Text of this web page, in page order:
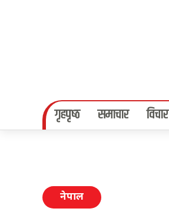
गृहपृष्‍ठ समाचार विचार
नेपाल